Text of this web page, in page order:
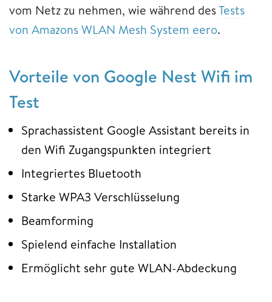
vom Netz zu nehmen, wie während desTests
von Amazons WLAN Mesh System eero.
Vorteile von Google Nest Wifi im
Test
Sprachassistent Google Assistant bereits in
den Wifi Zugangspunkten integriert
Integriertes Bluetooth
Starke WPA3 Verschlüsselung
Beamforming
Spielend einfache Installation
Ermöglicht sehr gute WLAN-Abdeckung